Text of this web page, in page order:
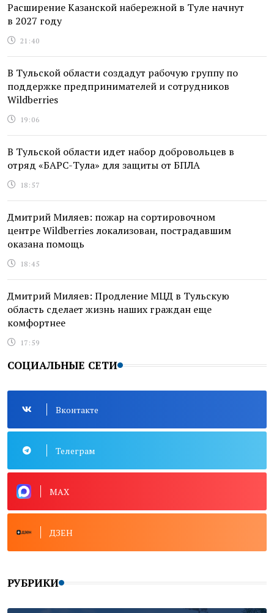
Расширение Казанской набережной в Туле начнут
в 2027 году
21:40
В Тульской области создадут рабочую группу по
поддержке предпринимателей и сотрудников
Wildberries
19:06
В Тульской области идет набор добровольцев в
отряд «БАРС-Тула» для защиты от БПЛА
18:57
Дмитрий Миляев: пожар на сортировочном
центре Wildberries локализован, пострадавшим
оказана помощь
18:45
Дмитрий Миляев: Продление МЦД в Тульскую
область сделает жизнь наших граждан еще
комфортнее
17:59
СОЦИАЛЬНЫЕ СЕТИ
Вконтакте
Телеграм
MAX
ДЗЕН
РУБРИКИ